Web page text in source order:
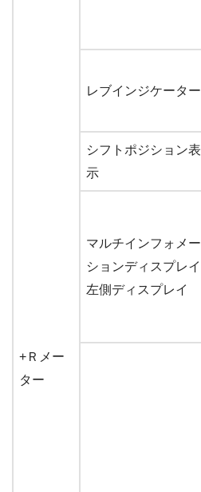
+Ｒメー
ター
レブインジケーター
シフトポジション表
示
マルチインフォメー
ションディスプレイ
左側ディスプレイ